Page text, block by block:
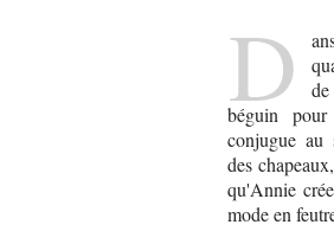
D
béguin
conjugue au
des
qu'Annie
mode en